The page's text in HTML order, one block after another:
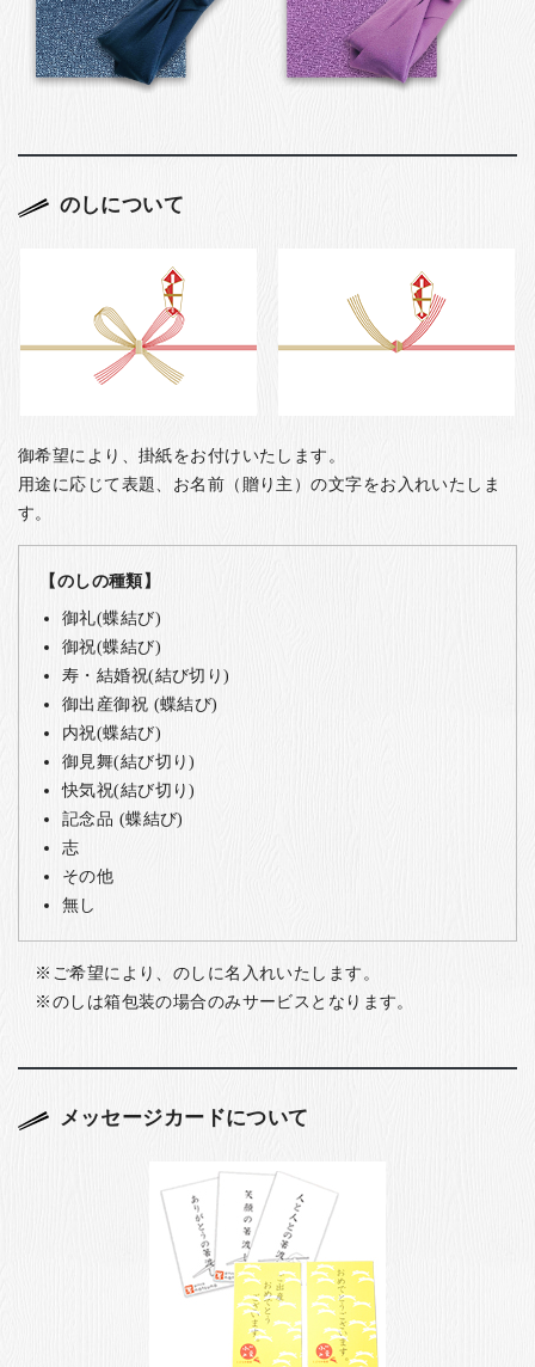
のしについて
御希望により、掛紙をお付けいたします。
用途に応じて表題、お名前（贈り主）の文字をお入れいたしま
す。
【のしの種類】
御礼(蝶結び)
御祝(蝶結び)
寿・結婚祝(結び切り)
御出産御祝 (蝶結び)
内祝(蝶結び)
御見舞(結び切り)
快気祝(結び切り)
記念品 (蝶結び)
志
その他
無し
ご希望により、のしに名入れいたします。
のしは箱包装の場合のみサービスとなります。
メッセージカードについて